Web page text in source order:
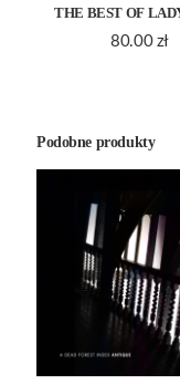
THE BEST OF
80.00 zł
Podobne produkty